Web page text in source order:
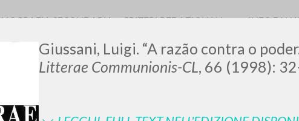
Giussani, Luigi. “A razão contra o
Litterae Communionis-CL, 66 (1998):
SECONDARIA CRITERI REDAZIONALI INFO DI